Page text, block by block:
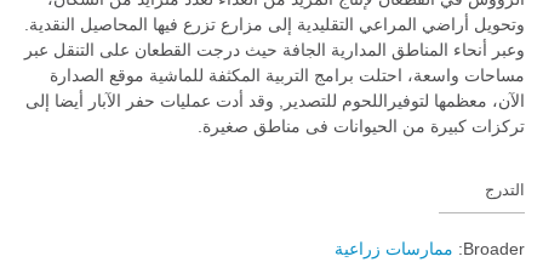
وتحويل أراضي المراعي التقليدية إلى مزارع تزرع فيها المحاصيل النقدية.
وعبر أنحاء المناطق المدارية الجافة حيث درجت القطعان على التنقل عبر
مساحات واسعة، احتلت برامج التربية المكثفة للماشية موقع الصدارة
الآن، معظمها لتوفيراللحوم للتصدير, وقد أدت عمليات حفر الآبار أيضا إلى
تركزات كبيرة من الحيوانات فى مناطق صغيرة.
التدرج
Broader:
ممارسات زراعية